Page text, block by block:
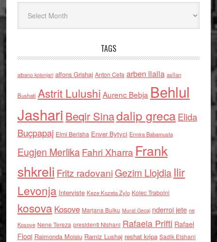
TAGS
albano kolonjari alfons Grishaj Anton Cefa arben llalla asllan
Bushati Astrit Lulushi Aurenc Bebja Behlul
Jashari Beqir Sinadalip grecaElida
Buçpapaj Elmi Berisha Enver Bytyci Ermira Babamusta
Eugjen MerlikaFahri Xharra Frank
shkreli Fritz radovaniGezim Llojdia Ilir
Levonja Interviste Keze Kozeta Zylo Kolec Traboini
kosova Kosove Marjana Bulku Murat Gecaj nderroi jete ne
Kosove Nene Tereza presidenti Nishani Rafaela Prifti Rafael
Floqi Raimonda Moisiu Ramiz Lushaj reshat kripa Sadik Elshani